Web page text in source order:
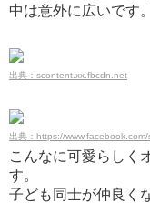
中は意外に広いです。
出典：scontent.xx.fbcdn.net
出典：https://
こんなに可愛らしく
す。
子ども同士が仲良く